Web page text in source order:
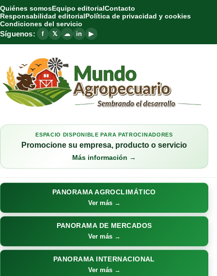
Quiénes somosEquipo editorialContacto
Responsabilidad editorialPolítica de privacidad y cookies
Condiciones del servicio
Síguenos: f 𝕏 ☁ in ▶
ESPACIO DISPONIBLE PARA PATROCINADORES
Promocione su empresa, producto o servicio
Más información →
PANORAMA AGROCLIMÁTICO
Ver más →
PANORAMA DE MERCADOS
Ver más →
PANORAMA INTERNACIONAL
Ver más →